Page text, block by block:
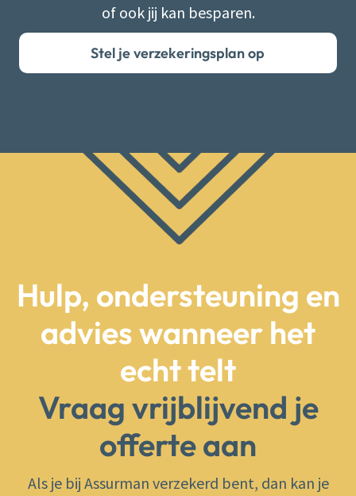
of ook jij kan besparen.
Stel je verzekeringsplan op
Hulp, ondersteuning en
advies wanneer het
echt telt
Vraag vrijblijvend je
offerte aan
Als je bij Assurman verzekerd bent, dan kan je